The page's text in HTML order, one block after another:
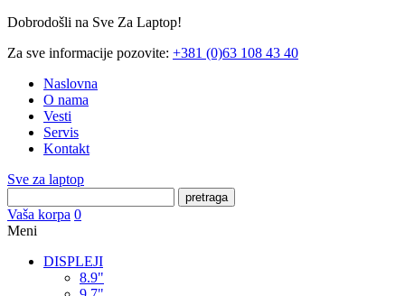
Dobrodošli na Sve Za Laptop!
Za sve informacije pozovite: +381 (0)63 108 43 40
Naslovna
O nama
Vesti
Servis
Kontakt
Sve za laptop
pretraga
Vaša korpa 0
Meni
DISPLEJI
8.9"